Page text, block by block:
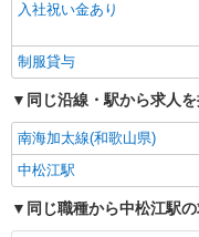
入社祝い金あり
制服貸与
同じ沿線・駅から求人
南海加太線(和歌山県)
中松江駅
同じ職種から中松江駅